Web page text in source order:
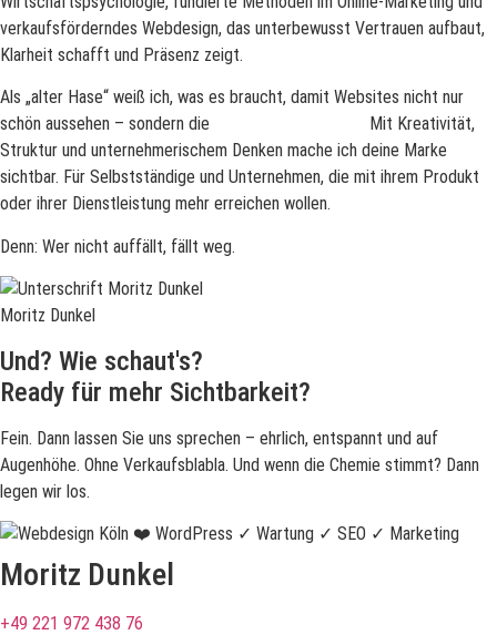
verkaufsförderndes Webdesign, das unterbewusst Vertrauen aufbaut,
Klarheit schafft und Präsenz zeigt.
Als „alter Hase“ weiß ich, was es braucht, damit Websites nicht nur
schön aussehen – sondern die
Mit Kreativität,
Struktur und unternehmerischem Denken mache ich deine Marke
sichtbar. Für Selbstständige und Unternehmen, die mit ihrem Produkt
oder ihrer Dienstleistung mehr erreichen wollen.
Denn: Wer nicht auffällt, fällt weg.
Moritz Dunkel
Und? Wie schaut's?
Ready für mehr Sichtbarkeit?
Fein. Dann lassen Sie uns sprechen – ehrlich, entspannt und auf
Augenhöhe. Ohne Verkaufsblabla. Und wenn die Chemie stimmt? Dann
legen wir los.
Moritz Dunkel
+49 221 972 438 76